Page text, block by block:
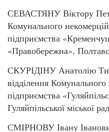
СЕВАСТЯНУ Віктору
Комунального
підприємства
«Правобережна»,
СКУРІДІНУ Анатолію
відділення
підприємства
Гуляйпільської міської
СМІРНОВУ Івану